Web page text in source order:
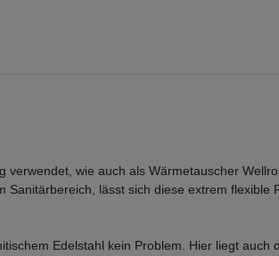
wie auch als Wärmetauscher
lässt sich diese extrem flexible
Edelstahl kein Problem. Hier liegt auch